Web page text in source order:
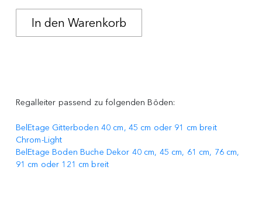
Regalleiter passend zu folgenden Böden:
BelEtage Gitterboden 40 cm, 45 cm oder 91 cm breit
Chrom-Light
BelEtage Boden Buche Dekor 40 cm, 45 cm, 61 cm, 76 cm,
91 cm oder 121 cm breit